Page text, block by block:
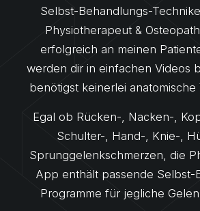
Selbst-Behandlungs-
Physiotherapeut &
erfolgreich an meinen
werden dir in einfachen Videos
benötigst keinerlei anatomische
Egal ob Rücken-, Nacken-,
Schulter-, Hand-, Knie-,
Sprunggelenkschmerzen, die
App enthält passende Selbst-
Programme für jegliche